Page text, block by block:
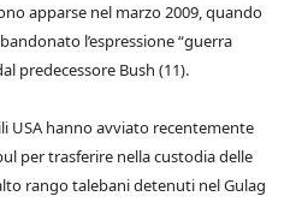
apparse nel marzo 2009, quando
l’espressione “guerra
predecessore Bush (11).
USA hanno avviato recentemente
per trasferire nella custodia delle
rango talebani detenuti nel Gulag